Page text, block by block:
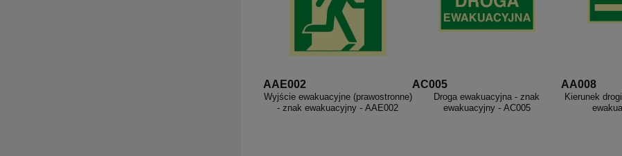
AAE002
Wyjście ewakuacyjne (prawostronne)
- znak ewakuacyjny - AAE002
AC005
Droga ewakuacyjna - znak
ewakuacyjny - AC005
AA008
Kierunek